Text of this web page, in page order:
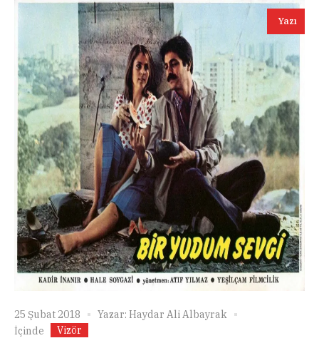
Yazı
25 Şubat 2018 Yazar: Haydar Ali Albayrak
İçinde
Vizör